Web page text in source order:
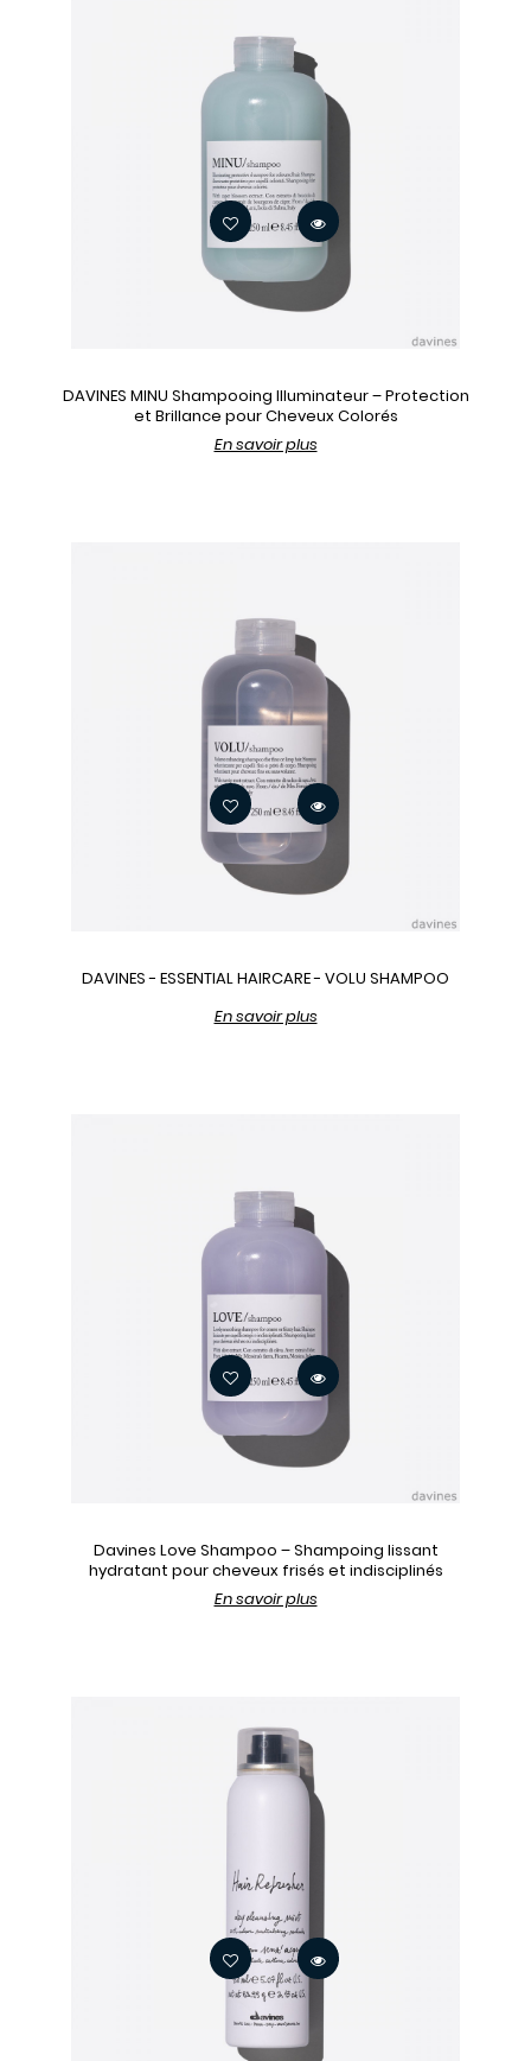
DAVINES MINU Shampooing Illuminateur – Protection
et Brillance pour Cheveux Colorés
En savoir plus
DAVINES - ESSENTIAL HAIRCARE - VOLU SHAMPOO
En savoir plus
Davines Love Shampoo – Shampoing lissant
hydratant pour cheveux frisés et indisciplinés
En savoir plus